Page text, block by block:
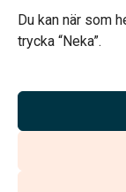
Du kan när som
trycka “Neka”.
Vårt systerbolag
Vi är
har högt